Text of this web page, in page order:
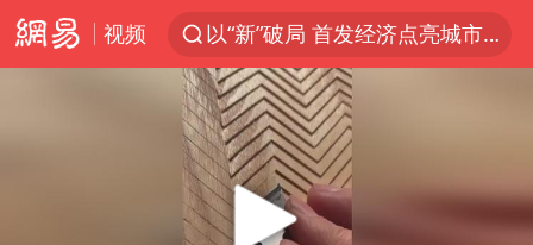
视频
以“新”破局 首发经济点亮城市消费活力
宇树科技发行价格150.80元/股
我国编制完成新版全月地质图